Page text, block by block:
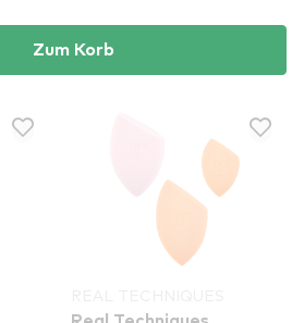
Zum Korb